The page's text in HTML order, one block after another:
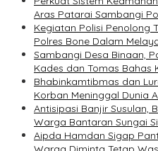
Aras Patarai Sambangi
Kegiatan Polisi Penolong
Polres Bone Dalam
Sambangi Desa Binaan,
Kades dan Tomas Bahas
Bhabinkamtibmas dan
Korban Meninggal Dunia
Antisipasi Banjir Susulan,
Warga Bantaran Sungai
Aipda Hamdan Sigap